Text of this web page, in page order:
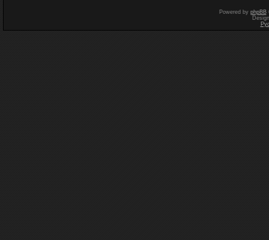
Powered by phpBB